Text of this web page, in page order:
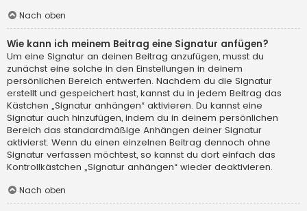
Nach oben
Wie kann ich meinem Beitrag eine Signatur anfügen?
Um eine Signatur an deinen Beitrag anzufügen, musst du
zunächst eine solche in den Einstellungen in deinem
persönlichen Bereich entwerfen. Nachdem du die Signatur
erstellt und gespeichert hast, kannst du in jedem Beitrag das
Kästchen „Signatur anhängen“ aktivieren. Du kannst eine
Signatur auch hinzufügen, indem du in deinem persönlichen
Bereich das standardmäßige Anhängen deiner Signatur
aktivierst. Wenn du einen einzelnen Beitrag dennoch ohne
Signatur verfassen möchtest, so kannst du dort einfach das
Kontrollkästchen „Signatur anhängen“ wieder deaktivieren.
Nach oben